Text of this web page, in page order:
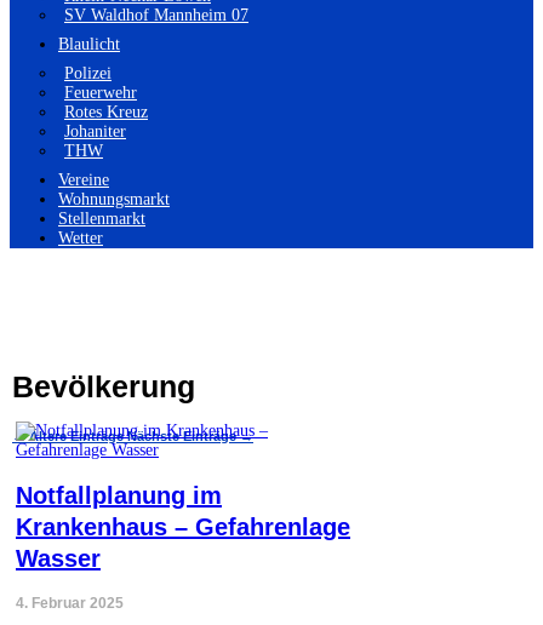
SV Waldhof Mannheim 07
Blaulicht
Polizei
Feuerwehr
Rotes Kreuz
Johaniter
THW
Vereine
Wohnungsmarkt
Stellenmarkt
Wetter
Bevölkerung
←Ältere Einträge Nächste Einträge→
Notfallplanung im
Krankenhaus – Gefahrenlage
Wasser
4. Februar 2025